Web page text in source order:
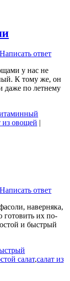
Написать ответ
у нас не
К тому же, он
даже по летнему
из овощей |
Написать ответ
наверняка,
готовить их по-
и быстрый
салат,салат из